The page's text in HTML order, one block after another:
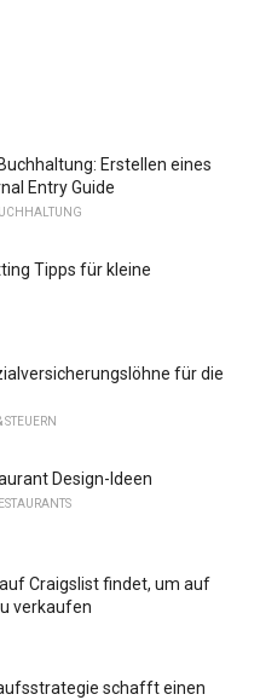
Erstellen eines
Entry Guide
Tipps für kleine
für die
STEUERN
Design-Ideen
Craigslist findet, um auf
verkaufen
schafft einen